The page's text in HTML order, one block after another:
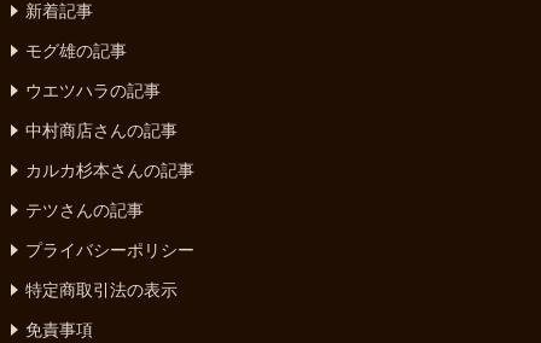
新着記事
モグ雄の記事
ウエツハラの記事
中村商店さんの記事
カルカ杉本さんの記事
テツさんの記事
プライバシーポリシー
特定商取引法の表示
免責事項